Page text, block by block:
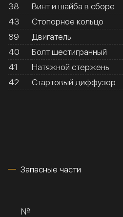
38
Винт и шайба в сборе
43
Стопорное кольцо
89
Двигатель
40
Болт шестигранный
41
Натяжной стержень
42
Стартовый диффузор
Запасные части
№